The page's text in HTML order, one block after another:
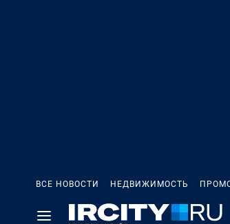
ВСЕ НОВОСТИ НЕДВИЖИМОСТЬ